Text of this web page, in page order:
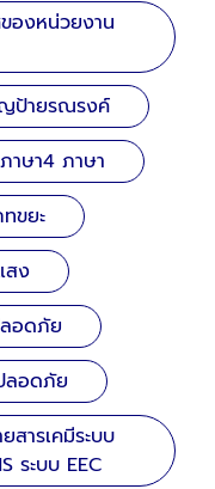
องหน่วยงาน
ญป้ายรณรงค์
าษา4 ภาษา
ขยะ
สง
อดภัย
ลอดภัย
ารเคมีระบบ
ระบบ EEC